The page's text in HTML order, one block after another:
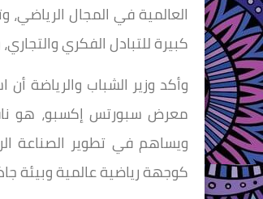
العالمية في المجال الرياضي،
كبيرة للتبادل الفكري
معرض سبورتس إكسبو، هو
ويساهم في تطوير الصناعة
كوجهة رياضية عالمية وبيئة